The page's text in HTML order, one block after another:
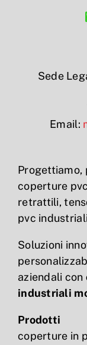
Sede
Email:
Progettiamo,
coperture
retrattili,
pvc
Soluzioni
aziendali con
industriali
Prodotti
coperture in